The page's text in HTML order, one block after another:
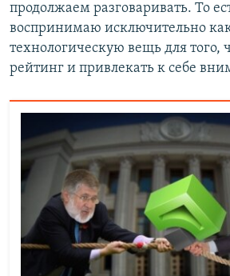
продолжаем разговаривать. То
воспринимаю исключительно
технологическую вещь для того,
рейтинг и привлекать к себе